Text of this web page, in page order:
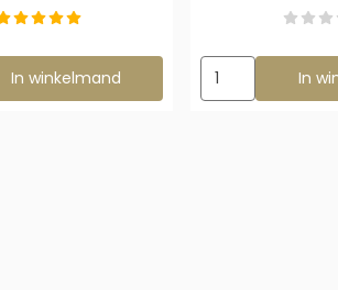
voor Vierkante Tunnel 24 cm
In winkelmand
Aantal kiezen
In